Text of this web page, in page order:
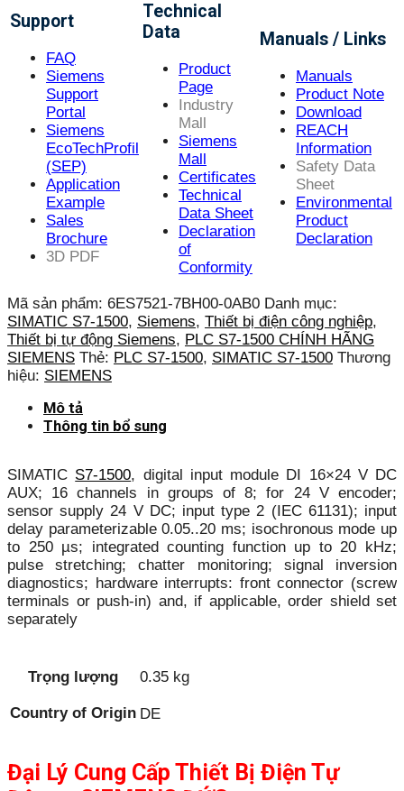
Support
FAQ
Siemens
Support
Portal
Siemens
EcoTechProfil
(SEP)
Application
Example
Sales
Brochure
3D PDF
Technical
Data
Product
Page
Industry
Mall
Siemens
Mall
Certificates
Technical
Data Sheet
Declaration
of
Conformity
Manuals / Links
Manuals
Product Note
Download
REACH
Information
Safety Data
Sheet
Environmental
Product
Declaration
Mã sản phẩm: 6ES7521-7BH00-0AB0 Danh mục:
SIMATIC S7-1500, Siemens, Thiết bị điện công nghiệp,
Thiết bị tự động Siemens, PLC S7-1500 CHÍNH HÃNG
SIEMENS Thẻ: PLC S7-1500, SIMATIC S7-1500 Thương
hiệu: SIEMENS
Mô tả
Thông tin bổ sung
SIMATIC S7-1500, digital input module DI 16×24 V DC
AUX; 16 channels in groups of 8; for 24 V encoder;
sensor supply 24 V DC; input type 2 (IEC 61131); input
delay parameterizable 0.05..20 ms; isochronous mode up
to 250 µs; integrated counting function up to 20 kHz;
pulse stretching; chatter monitoring; signal inversion
diagnostics; hardware interrupts: front connector (screw
terminals or push-in) and, if applicable, order shield set
separately
Trọng lượng 0.35 kg
Country of Origin DE
Đại Lý Cung Cấp Thiết Bị Điện Tự